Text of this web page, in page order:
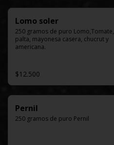
Lomo soler
250 gramos de puro Lomo,Tomate,
palta, mayonesa casera, chucrut y
americana.
$12.500
Pernil
250 gramos de puro Pernil